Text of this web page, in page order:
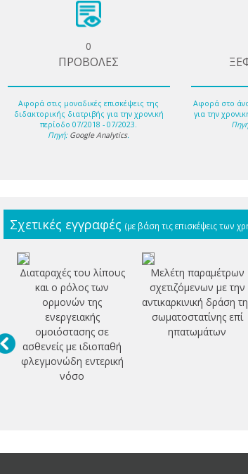
0
ΠΡΟΒΟΛΕΣ
Αφορά στις μοναδικές επισκέψεις της
διδακτορικής διατριβής για την χρονική
περίοδο 07/2018 - 07/2023.
Πηγή: Google Analytics.
Αφορά στο
για την
Σχετικές εγγραφές (με βάση τις επισκέψεις των
Διαταραχές του λίπους
και ο ρόλος των
ορμονών της
ενεργειακής
ομοιόστασης σε
ασθενείς με ιδιοπαθή
φλεγμονώδη εντερική
νόσο
Μελέτη παραμέτρων
σχετιζόμενων με την
αντικαρκινική δράση
σωματοστατίνης επί
ηπατωμάτων